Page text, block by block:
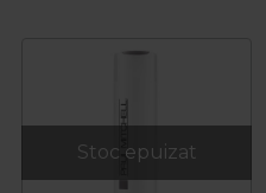
Stoc epuizat